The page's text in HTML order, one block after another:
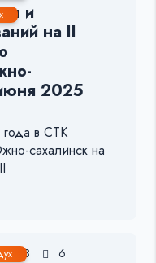
и
на II
2025
в СТК
сахалинск на
368 6